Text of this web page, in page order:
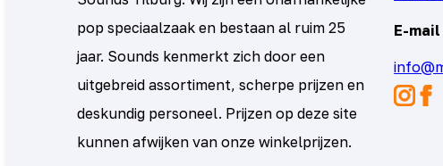
pop speciaalzaak en bestaan al ruim 25
jaar. Sounds kenmerkt zich door een
uitgebreid assortiment, scherpe prijzen en
deskundig personeel. Prijzen op deze site
kunnen afwijken van onze winkelprijzen.
E-mail